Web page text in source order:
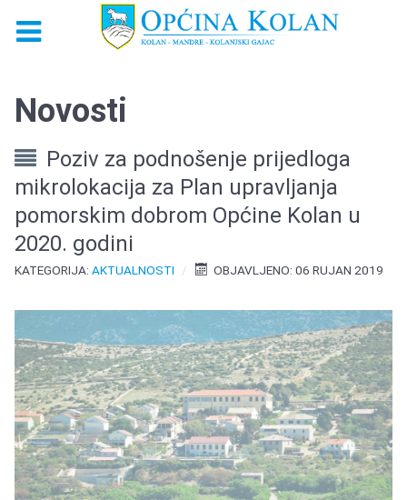
Novosti
Poziv za podnošenje prijedloga
mikrolokacija za Plan upravljanja
pomorskim dobrom Općine Kolan u
2020. godini
KATEGORIJA:AKTUALNOSTI OBJAVLJENO: 06 RUJAN 2019